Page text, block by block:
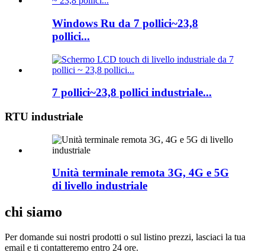
Windows Ru da 7 pollici~23,8
pollici...
7 pollici~23,8 pollici industriale...
RTU industriale
Unità terminale remota 3G, 4G e 5G
di livello industriale
chi siamo
Per domande sui nostri prodotti o sul listino prezzi, lasciaci la tua
email e ti contatteremo entro 24 ore.